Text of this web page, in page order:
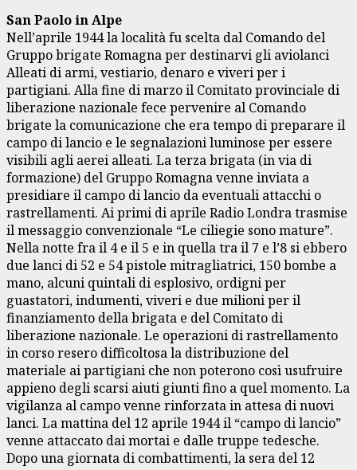
San Paolo in Alpe
Nell’aprile 1944 la località fu scelta dal Comando del
Gruppo brigate Romagna per destinarvi gli aviolanci
Alleati di armi, vestiario, denaro e viveri per i
partigiani. Alla fine di marzo il Comitato provinciale di
liberazione nazionale fece pervenire al Comando
brigate la comunicazione che era tempo di preparare il
campo di lancio e le segnalazioni luminose per essere
visibili agli aerei alleati. La terza brigata (in via di
formazione) del Gruppo Romagna venne inviata a
presidiare il campo di lancio da eventuali attacchi o
rastrellamenti. Ai primi di aprile Radio Londra trasmise
il messaggio convenzionale “Le ciliegie sono mature”.
Nella notte fra il 4 e il 5 e in quella tra il 7 e l’8 si ebbero
due lanci di 52 e 54 pistole mitragliatrici, 150 bombe a
mano, alcuni quintali di esplosivo, ordigni per
guastatori, indumenti, viveri e due milioni per il
finanziamento della brigata e del Comitato di
liberazione nazionale. Le operazioni di rastrellamento
in corso resero difficoltosa la distribuzione del
materiale ai partigiani che non poterono così usufruire
appieno degli scarsi aiuti giunti fino a quel momento. La
vigilanza al campo venne rinforzata in attesa di nuovi
lanci. La mattina del 12 aprile 1944 il “campo di lancio”
venne attaccato dai mortai e dalle truppe tedesche.
Dopo una giornata di combattimenti, la sera del 12